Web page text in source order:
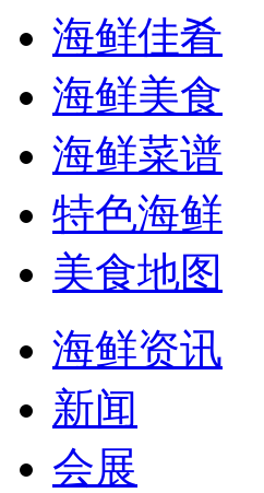
海鲜佳肴
海鲜美食
海鲜菜谱
特色海鲜
美食地图
海鲜资讯
新闻
会展